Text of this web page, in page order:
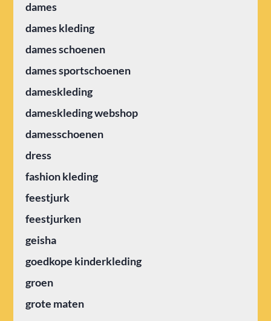
dames
dames kleding
dames schoenen
dames sportschoenen
dameskleding
dameskleding webshop
damesschoenen
dress
fashion kleding
feestjurk
feestjurken
geisha
goedkope kinderkleding
groen
grote maten